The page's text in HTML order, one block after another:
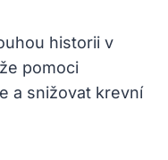
historii v
pomoci
a ‌snižovat krevní